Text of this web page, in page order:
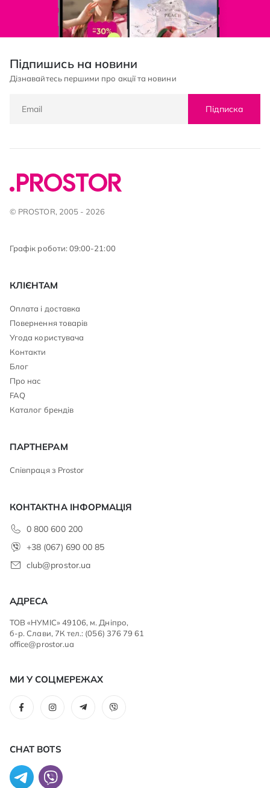
Підпишись на новини
Дізнавайтесь першими про акції та новини
Підписка
© PROSTOR, 2005 - 2026
Графік роботи: 09:00-21:00
КЛІЄНТАМ
Оплата і доставка
Повернення товарів
Угода користувача
Контакти
Блог
Про нас
FAQ
Каталог брендів
ПАРТНЕРАМ
Співпраця з Prostor
КОНТАКТНА ІНФОРМАЦІЯ
0 800 600 200
+38 (067) 690 00 85
club@prostor.ua
АДРЕСА
ТОВ «НУМІС» 49106, м. Дніпро,
б-р. Слави, 7К тел.: (056) 376 79 61
office@prostor.ua
МИ У СОЦМЕРЕЖАХ
CHAT BOTS